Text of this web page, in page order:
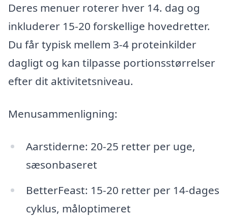
Deres menuer roterer hver 14. dag og
inkluderer 15-20 forskellige hovedretter.
Du får typisk mellem 3-4 proteinkilder
dagligt og kan tilpasse portionsstørrelser
efter dit aktivitetsniveau.
Menusammenligning:
Aarstiderne: 20-25 retter per uge,
sæsonbaseret
BetterFeast: 15-20 retter per 14-dages
cyklus, måloptimeret